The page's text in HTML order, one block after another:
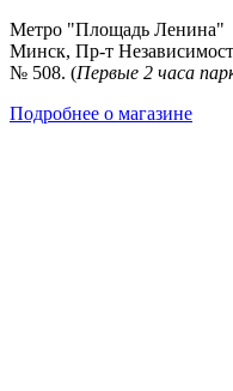
Метро "Площадь Ленина"
Минск, Пр-т
№ 508. (Первые 2 часа
Подробнее о магазине